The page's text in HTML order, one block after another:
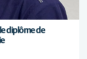
diplôme de